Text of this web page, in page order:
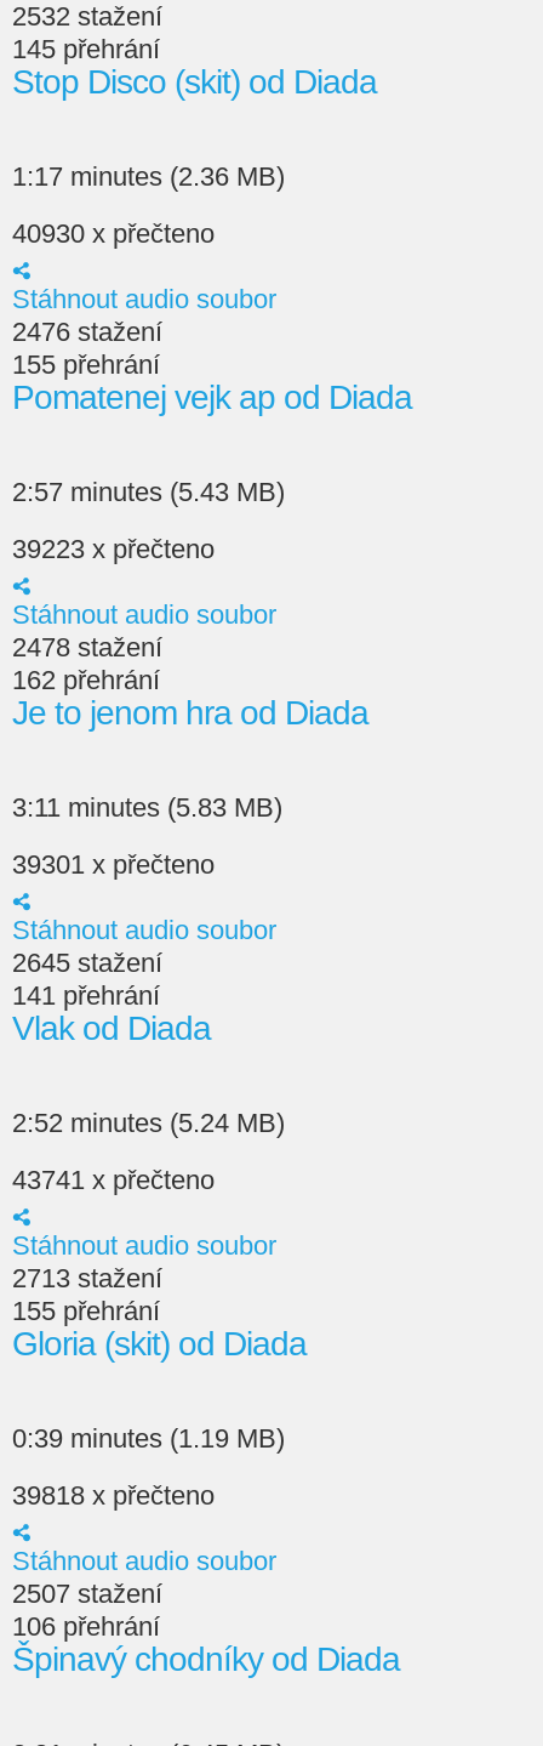
2532 stažení
145 přehrání
Stop Disco (skit) od Diada
1:17 minutes (2.36 MB)
40930 x přečteno
Stáhnout audio soubor
2476 stažení
155 přehrání
Pomatenej vejk ap od Diada
2:57 minutes (5.43 MB)
39223 x přečteno
Stáhnout audio soubor
2478 stažení
162 přehrání
Je to jenom hra od Diada
3:11 minutes (5.83 MB)
39301 x přečteno
Stáhnout audio soubor
2645 stažení
141 přehrání
Vlak od Diada
2:52 minutes (5.24 MB)
43741 x přečteno
Stáhnout audio soubor
2713 stažení
155 přehrání
Gloria (skit) od Diada
0:39 minutes (1.19 MB)
39818 x přečteno
Stáhnout audio soubor
2507 stažení
106 přehrání
Špinavý chodníky od Diada